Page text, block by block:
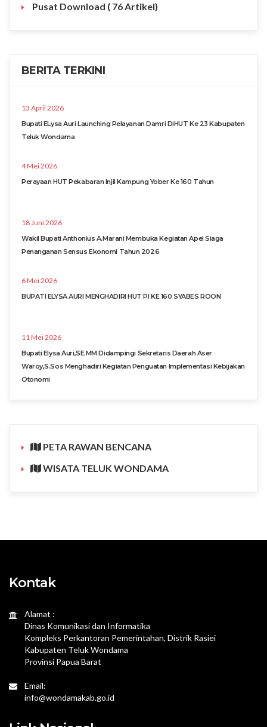
Pusat Download ( 76 Artikel)
BERITA TERKINI
13 April 2026
Bupati ELysa Auri Launching Pelayanan Damri DiHUT Ke 23 Kabupaten
Teluk Wondama
4 Mei 2026
Perayaan HUT Pekabaran Injil Kampung Yober Ke 160 Tahun
18 Juni 2026
Wakil Bupati Anthonius A.Marani Membuka Kegiatan Apel Siaga
Penanganan Sensus Ekonomi Tahun 2026
6 Mei 2026
BUPATI ELYSA AURI MENGHADIRI HUT PI KE 160 SYABES ROON
11 Mei 2026
Bupati Elysa Auri,SE.MM Didampingi Sekretaris Daerah Aser
Waroy,S.Sos Menghadiri Kegiatan Penguatan Implementasi Kebijakan
Otonomi
PETA RAWAN BENCANA
WISATA TELUK WONDAMA
Kontak
Alamat :
Dinas Komunikasi dan Informatika
Kompleks Perkantoran Pemerintahan, Distrik Rasiei
Kabupaten Teluk Wondama
Provinsi Papua Barat
Email:
info@wondamakab.go.id